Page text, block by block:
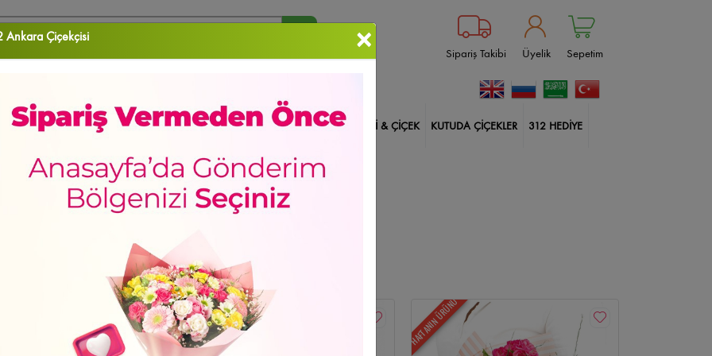
: Orkide Papatya Gül Vazo Çiçekleri Aranjman
Sipariş Takibi Üyelik Sepetim
ÇİÇEK DOĞUM GÜNÜ DÜĞÜN & AÇILIŞ ÇELENKLERİ ORKİDELER BİTKİ & ÇİÇEK KUTUDA ÇİÇEKLER 312 HEDİYE
Sevgiliye Doğum Günü Meyve Sepetleri Gül Kutuları Lilyum&Kazablanka
Kalp Kutuda Güller Kutu Çiçekler
Papatya Mamak Çiçekçi Papatya & Gerbera
Çayyolu Çiçekçi Şebboy/Lisyantus Yıldönümü Sincan Çiçekçi
Çiçekçi Çiçek Buketleri Altındağ Çiçekçi İçimden Geldi Çiçek Aranjmanları Etlik Çiçekçi Geçmiş Olsun
HAFTANIN ÜRÜNÜ HAFTANIN ÜRÜNÜ
Ankara Çiçekçisi ×